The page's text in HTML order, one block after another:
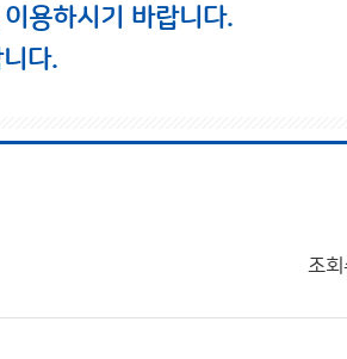
용하시기 바랍니다.
다.
조회